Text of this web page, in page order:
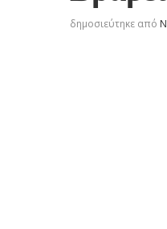
δημοσιεύτηκε από